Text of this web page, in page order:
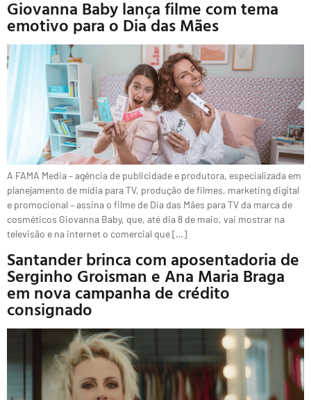
Giovanna Baby lança filme com tema
emotivo para o Dia das Mães
A FAMA Media – agência de publicidade e produtora, especializada em
planejamento de mídia para TV, produção de filmes, marketing digital
e promocional – assina o filme de Dia das Mães para TV da marca de
cosméticos Giovanna Baby, que, até dia 8 de maio, vai mostrar na
televisão e na internet o comercial que […]
Santander brinca com aposentadoria de
Serginho Groisman e Ana Maria Braga
em nova campanha de crédito
consignado